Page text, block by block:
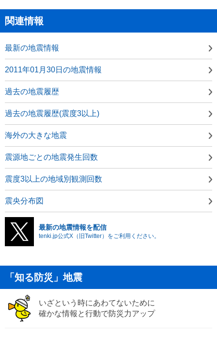
関連情報
最新の地震情報
2011年01月30日の地震情報
過去の地震履歴
過去の地震履歴(震度3以上)
海外の大きな地震
震源地ごとの地震発生回数
震度3以上の地域別観測回数
震央分布図
最新の地震情報を配信
tenki.jp公式X（旧Twitter）をご利用ください。
「知る防災」地震
いざという時にあわてないために
確かな情報と行動で防災力アップ